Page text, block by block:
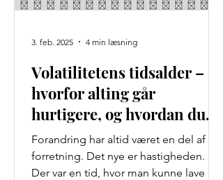
Volatilitetens tidsalder –
hvorfor alting går
hurtigere, og hvordan du
overlever
Forandring har altid været en del af
forretning. Det nye er hastigheden.
Der var en tid, hvor man kunne lave en
3. feb. 2025 4 min læsning